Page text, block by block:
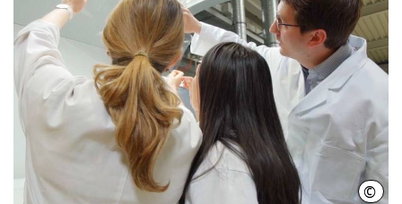
©